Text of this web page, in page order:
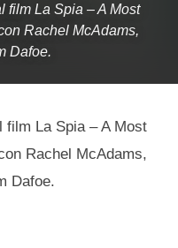
film La Spia – A Most
Rachel McAdams,
Dafoe.
film La Spia – A Most
Rachel McAdams,
Dafoe.